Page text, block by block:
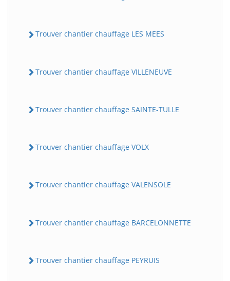
Trouver chantier chauffage LES MEES
Trouver chantier chauffage VILLENEUVE
Trouver chantier chauffage SAINTE-TULLE
Trouver chantier chauffage VOLX
Trouver chantier chauffage VALENSOLE
Trouver chantier chauffage BARCELONNETTE
Trouver chantier chauffage PEYRUIS